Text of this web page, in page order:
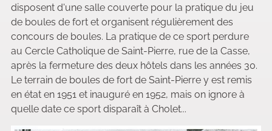
disposent d'une salle couverte pour la pratique du jeu
de boules de fort et organisent régulièrement des
concours de boules. La pratique de ce sport perdure
au Cercle Catholique de Saint-Pierre, rue de la Casse,
après la fermeture des deux hôtels dans les années 30.
Le terrain de boules de fort de Saint-Pierre y est remis
en état en 1951 et inauguré en 1952, mais on ignore à
quelle date ce sport disparaît à Cholet...